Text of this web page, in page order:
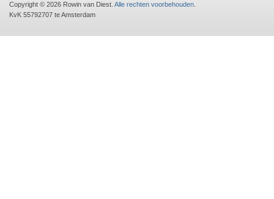
Copyright © 2026 Rowin van Diest. Alle rechten voorbehouden
KvK 55792707 te Amsterdam